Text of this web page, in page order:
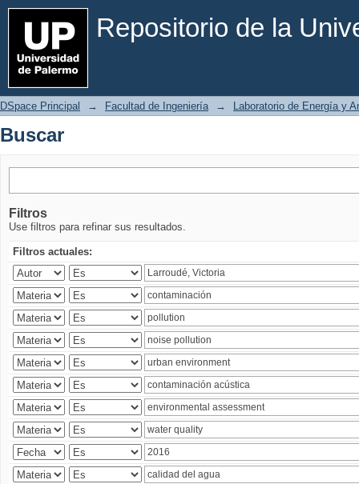
Repositorio de la
Buscar
DSpace Principal → Facultad de Ingeniería → Laboratorio de Energía y
Buscar
Filtros
Use filtros para refinar sus resultados.
Filtros actuales: